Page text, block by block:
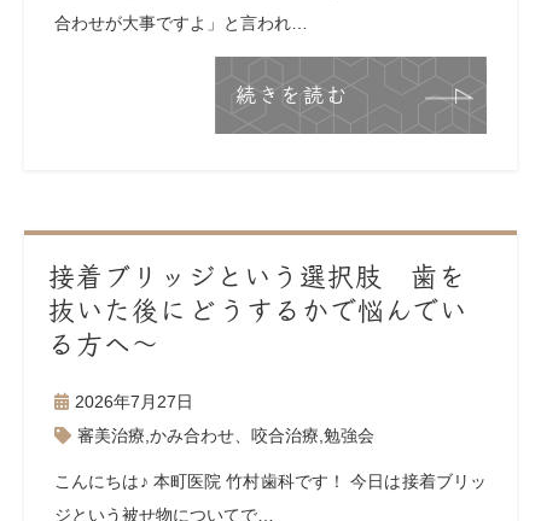
合わせが大事ですよ」と言われ…
続きを読む
接着ブリッジという選択肢 歯を
抜いた後にどうするかで悩んでい
る方へ〜
2026年7月27日
審美治療 かみ合わせ、咬合治療 勉強会
こんにちは♪ 本町医院 竹村歯科です！ 今日は接着ブリッ
ジという被せ物についてで…